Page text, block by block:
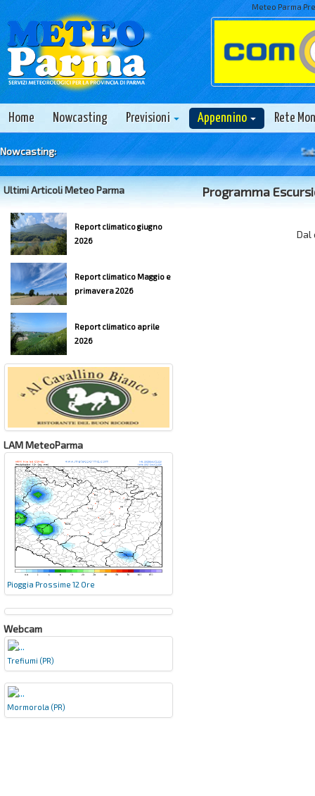
Meteo Parma
Home Nowcasting Previsioni Appennino Rete
Nowcasting:
Ultimi Articoli Meteo Parma
Report climatico giugno
2026
Report climatico Maggio e
primavera 2026
Report climatico aprile
2026
LAM MeteoParma
Pioggia Prossime 12 Ore
Webcam
Trefiumi (PR)
Mormorola (PR)
Programma
Dal